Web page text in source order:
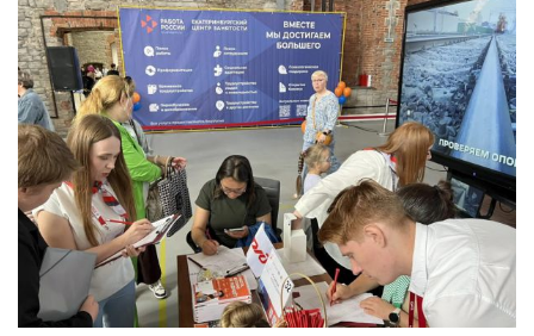
показывать
Поделиться
во